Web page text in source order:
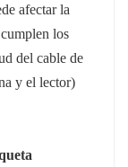
afectar la
los
del cable de
y el lector)